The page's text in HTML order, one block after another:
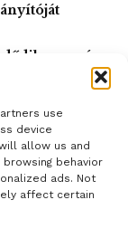
use
device
allow us and
behavior
ads. Not
affect certain
néven
került
Irakban és
akcióban.
biztonsági
a per és